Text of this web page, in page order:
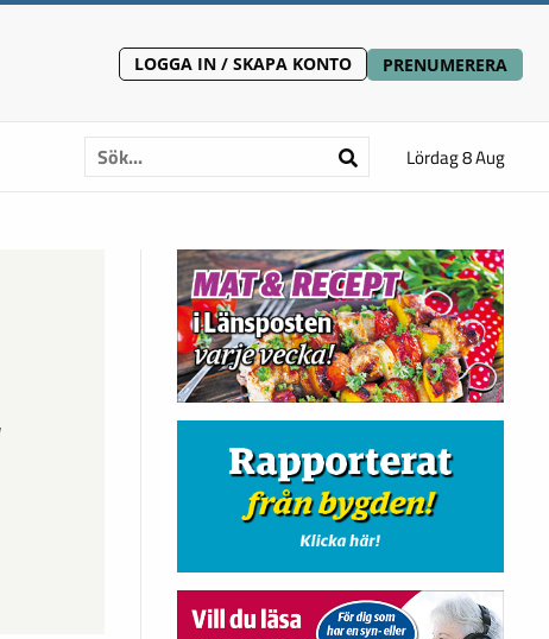
LOGGA IN / SKAPA KONTO PRENUMERERA
Lördag 8 Aug